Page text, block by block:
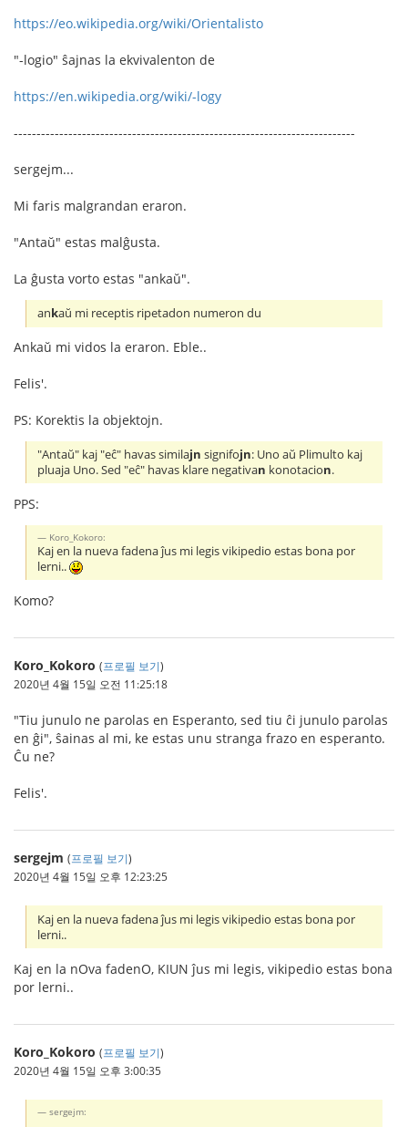
https://eo.wikipedia.org/wiki/Orientalisto
"-logio" ŝajnas la ekvivalenton de
https://en.wikipedia.org/wiki/-logy
---------------------------------------------------------------------------
sergejm...
Mi faris malgrandan eraron.
"Antaŭ" estas malĝusta.
La ĝusta vorto estas "ankaŭ".
ankaŭ mi receptis ripetadon numeron du
Ankaŭ mi vidos la eraron. Eble..
Felis'.
PS: Korektis la objektojn.
"Antaŭ" kaj "eĉ" havas similajn signifojn: Uno aŭ Plimulto kaj
pluaja Uno. Sed "eĉ" havas klare negativan konotacion.
PPS:
Koro_Kokoro:
Kaj en la nueva fadena ĵus mi legis vikipedio estas bona por
lerni..
Komo?
Koro_Kokoro (프로필 보기)
2020년 4월 15일 오전 11:25:18
"Tiu junulo ne parolas en Esperanto, sed tiu ĉi junulo parolas
en ĝi", ŝainas al mi, ke estas unu stranga frazo en esperanto.
Ĉu ne?
Felis'.
sergejm (프로필 보기)
2020년 4월 15일 오후 12:23:25
Kaj en la nueva fadena ĵus mi legis vikipedio estas bona por
lerni..
Kaj en la nOva fadenO, KIUN ĵus mi legis, vikipedio estas bona
por lerni..
Koro_Kokoro (프로필 보기)
2020년 4월 15일 오후 3:00:35
sergejm: